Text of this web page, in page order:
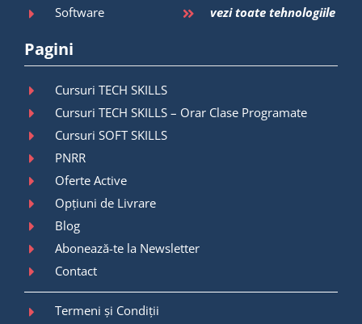
Software
vezi toate tehnologiile
Pagini
Cursuri TECH SKILLS
Cursuri TECH SKILLS – Orar Clase Programate
Cursuri SOFT SKILLS
PNRR
Oferte Active
Opțiuni de Livrare
Blog
Abonează-te la Newsletter
Contact
Termeni și Condiții